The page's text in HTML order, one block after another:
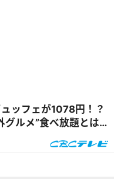
ッフェが1078円！？
グルメ”食べ放題とは